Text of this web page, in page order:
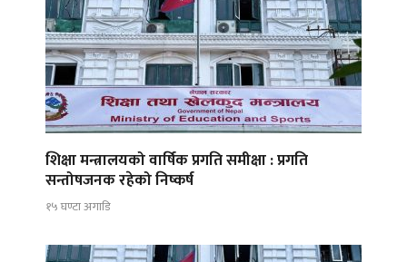
शिक्षा मन्त्रालयको वार्षिक प्रगति समीक्षा : प्रगति
सन्तोषजनक रहेको निष्कर्ष
१५ घण्टा अगाडि